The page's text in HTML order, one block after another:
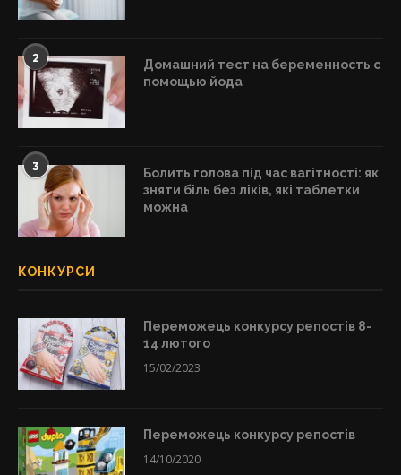
2
Домашний тест на беременность с
помощью йода
3
Болить голова під час вагітності: як
зняти біль без ліків, які таблетки
можна
КОНКУРСИ
Переможець конкурсу репостів 8-
14 лютого
15/02/2023
Переможець конкурсу репостів
14/10/2020